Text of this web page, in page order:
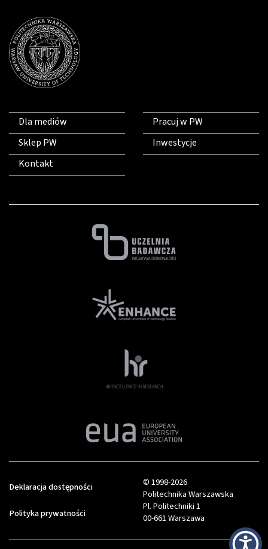
Dla mediów
Sklep PW
Kontakt
Pracuj w PW
Inwestycje
© 1998-2026
Politechnika Warszawska
Pl. Politechniki 1
00-661 Warszawa
Deklaracja dostępności
Polityka prywatności